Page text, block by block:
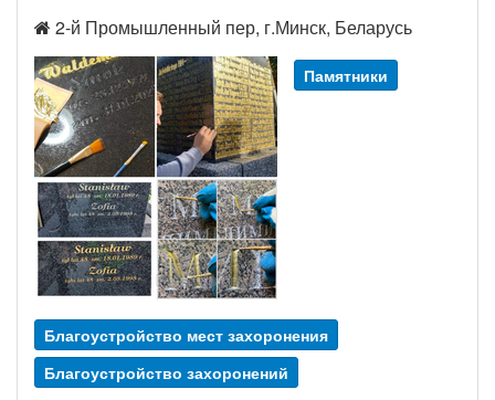
2-й Промышленный пер, г.Минск, Беларусь
Памятники
Благоустройство мест захоронения
Благоустройство захоронений